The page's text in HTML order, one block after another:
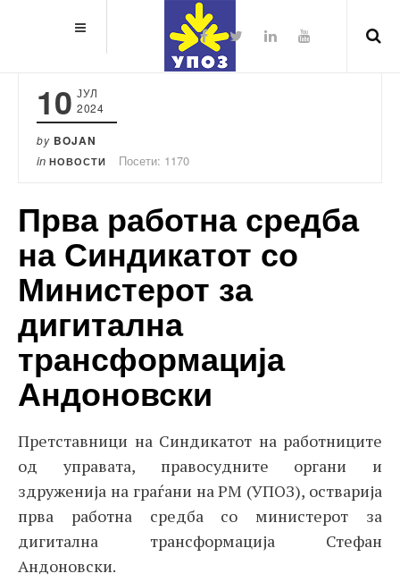
10 ЈУЛ
2024
by BOJAN
in НОВОСТИ Посети: 1170
Прва работна средба
на Синдикатот со
Министерот за
дигитална
трансформација
Андоновски
Претставници на Синдикатот на работниците
од управата, правосудните органи и
здруженија на граѓани на РМ (УПОЗ), остварија
прва работна средба со министерот за
дигитална трансформација Стефан
Андоновски.